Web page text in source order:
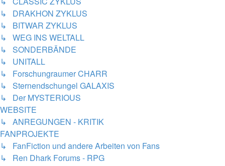
↳ DRAKHON ZYKLUS
↳ BITWAR ZYKLUS
↳ WEG INS WELTALL
↳ SONDERBÄNDE
↳ UNITALL
↳ Forschungraumer CHARR
↳ Sternendschungel GALAXIS
↳ Der MYSTERIOUS
WEBSITE
↳ ANREGUNGEN - KRITIK
FANPROJEKTE
↳ FanFiction und andere Arbeiten von Fans
↳ Ren Dhark Forums - RPG